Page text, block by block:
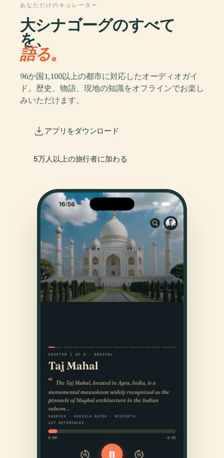
あなただけのキュレーター
大シナゴーグのすべて
を、
語る。
96か国1,100以上の都市に対応したオーディオガイ
ド。歴史、物語、現地の知識をオフラインでお楽し
みいただけます。
アプリをダウンロード
5万人以上の旅行者に加わる